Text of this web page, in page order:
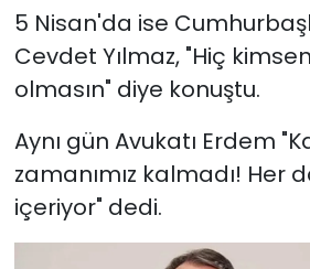
5 Nisan'da ise
Cevdet Yılmaz, "Hiç
olmasın" diye konuştu.
Aynı gün Avukatı Erdem
zamanımız kalmadı! Her
içeriyor" dedi.